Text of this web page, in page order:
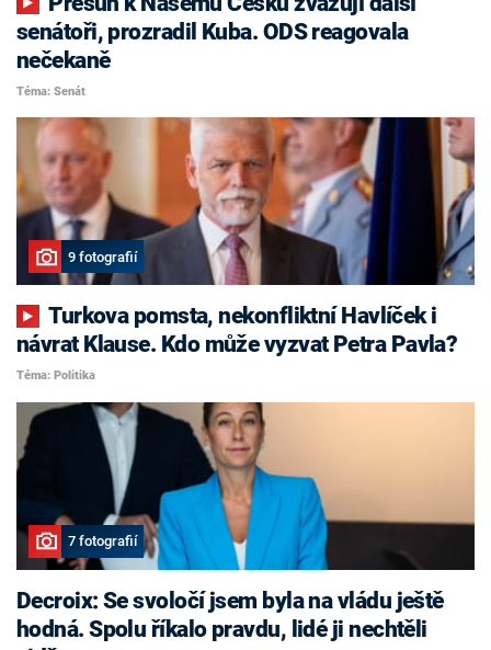
senátoři, prozradil Kuba. ODS reagovala
nečekaně
Téma: Senát
9 fotografií
Turkova pomsta, nekonfliktní Havlíček i
návrat Klause. Kdo může vyzvat Petra Pavla?
Téma: Politika
7 fotografií
Decroix: Se svoločí jsem byla na vládu ještě
hodná. Spolu říkalo pravdu, lidé ji nechtěli